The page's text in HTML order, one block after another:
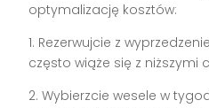
optymalizację kosztów:
1. Rezerwujcie z
często wiąże się z niższymi
2. Wybierzcie wesele w